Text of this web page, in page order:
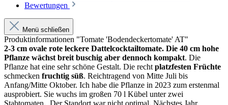
Bewertungen
Menü schließen
Produktinformationen "Tomate 'Bodendeckertomate' AT"
2-3 cm ovale rote leckere Dattelcocktailtomate. Die 40 cm hohe
Pflanze wächst breit buschig aber dennoch kompakt. Die
Pflanze hat eine sehr schöne Gestalt. Die recht platzfesten Früchte
schmecken fruchtig süß. Reichtragend von Mitte Juli bis
Anfang/Mitte Oktober. Ich habe die Pflanze in 2023 zum erstenmal
ausprobiert. Sie wuchs im großen 70 l Kübel unter zwei
Stabtomaten. Der Standort war nicht optimal. Nächstes Jahr